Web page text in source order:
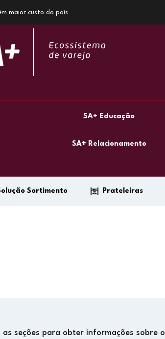
maior custo do país
SA+ Educação
SA+ Relacionamento
Sortimento Prateleiras
seções para obter informações sobre o